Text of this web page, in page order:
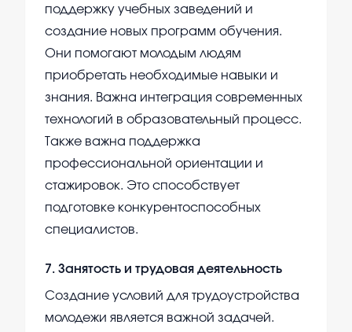
поддержку учебных заведений и
создание новых программ обучения.
Они помогают молодым людям
приобретать необходимые навыки и
знания. Важна интеграция современных
технологий в образовательный процесс.
Также важна поддержка
профессиональной ориентации и
стажировок. Это способствует
подготовке конкурентоспособных
специалистов.
7. Занятость и трудовая деятельность
Создание условий для трудоустройства
молодежи является важной задачей.